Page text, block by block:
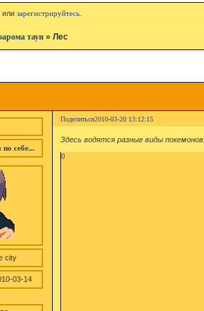
или зарегистрируйтесь.
таун »Лес
Поделиться2010-03-20 13:12:15
по себе...
city
03-14
Здесь водятся разные виды покемонов.
0